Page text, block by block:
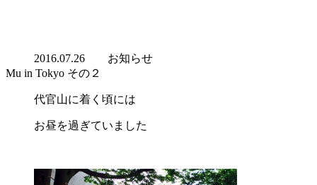
2016.07.26 お知らせ
Mu in Tokyo その２
代官山に着く頃には
お昼を過ぎていました